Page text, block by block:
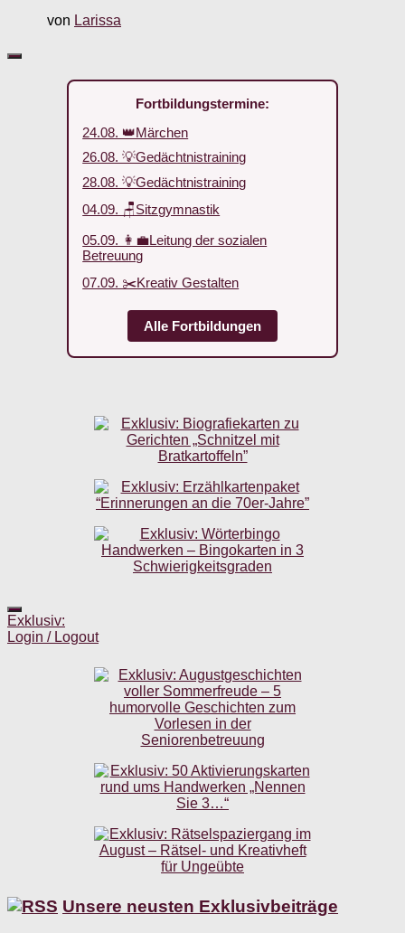
von Larissa
Fortbildungstermine:
24.08. 👑Märchen
26.08. 💡Gedächtnistraining
28.08. 💡Gedächtnistraining
04.09. 🪑Sitzgymnastik
05.09. 👩‍💼Leitung der sozialen
Betreuung
07.09. ✂️Kreativ Gestalten
Alle Fortbildungen
Exklusiv:
Login / Logout
Unsere neusten Exklusivbeiträge